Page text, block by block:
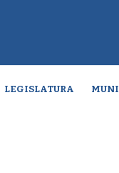
LEGISLATURA